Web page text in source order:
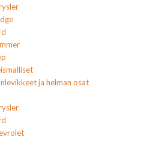
ja helman osat